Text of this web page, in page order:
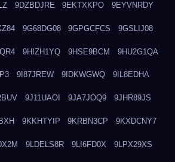
9DZBDJRE 9EKTXKPO 9EYVNRDY
9G68DG08 9GPGCFCS 9GSLIJ08
9HIZH1YQ 9HSE9BCM 9HU2G1QA
9I87JREW 9IDKWGWQ 9IL8EDHA
9J11UAOI 9JA7JOQ9 9JHR89JS
9KKHTYIP 9KRBN3CP 9KXDCNY7
9LDELS8R 9LI6FD0X 9LPX29XS